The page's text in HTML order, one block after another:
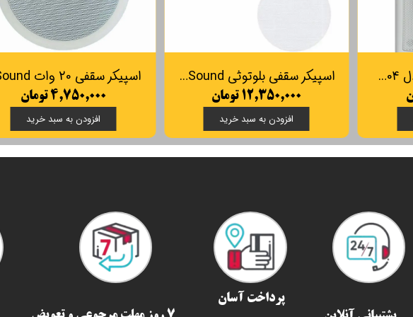
۴,۷۵۰,۰۰۰ تومان
افزودن به سبد خرید
اسپیکر سقفی بلوتوثی FG Sound مدل FG-758BT
۱۲,۳۵۰,۰۰۰ تومان
افزودن به سبد خرید
اسپیکر دیواری SOS مدل SPG0204
پرداخت آسان